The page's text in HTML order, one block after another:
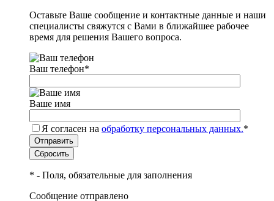
Оставьте Ваше сообщение и контактные данные и наши
специалисты свяжутся с Вами в ближайшее рабочее
время для решения Вашего вопроса.
Ваш телефон*
Ваше имя
Я согласен на обработку персональных данных.*
* - Поля, обязательные для заполнения
Сообщение отправлено